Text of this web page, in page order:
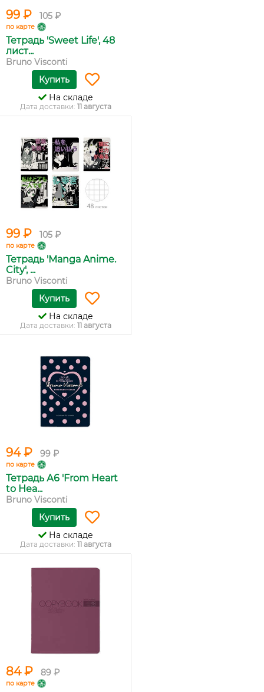
99 ₽ 105 ₽
по карте
Тетрадь 'Sweet Life', 48
лист...
Bruno Visconti
Купить
На складе
Дата доставки: 11 августа
99 ₽ 105 ₽
по карте
Тетрадь 'Manga Anime.
City', ...
Bruno Visconti
Купить
На складе
Дата доставки: 11 августа
94 ₽ 99 ₽
по карте
Тетрадь А6 'From Heart
to Hea...
Bruno Visconti
Купить
На складе
Дата доставки: 11 августа
84 ₽ 89 ₽
по карте